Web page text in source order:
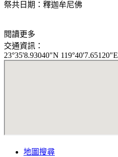
祭共日期：釋迦牟尼佛
閱讀更多
交通資訊：
23°35'8.93040"N 119°40'7.65120"E
地圖搜尋